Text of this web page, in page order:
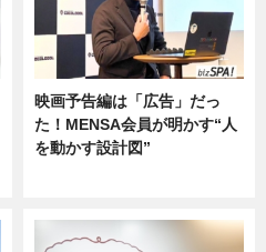
映画予告編は「広告」だっ
た！MENSA会員が明かす“人
を動かす設計図”